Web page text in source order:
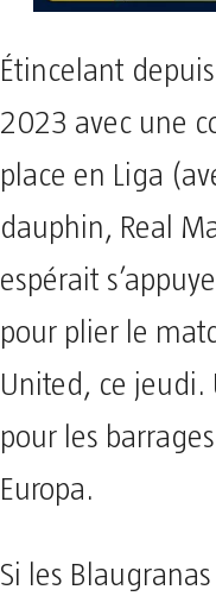
Étincelant
2023 avec une
place en Liga
dauphin, Real
espérait
pour plier le
United, ce jeudi.
pour les
Europa.
Si les